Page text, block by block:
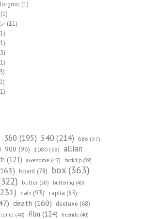
(1)
(1)
(11)
360 (195) 540 (214) 686 (57)
900 (96) 1080 (58) allian
(121) awesome (47) backflip (39)
board (78) box(363)
butter (50) buttering (40)
cab (93) capita (65)
death (160) deeluxe (68)
(48) film (124) freeride (40)